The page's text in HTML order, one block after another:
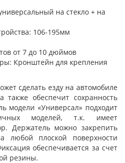
на стекло + на
106-195мм
от 7 до 10 дюймов
Кронштейн для крепления
сделать езду на автомобиле
обеспечит сохранность
модели «Универсал» подходит
моделей, т.к. имеет
Держатель можно закрепить
любой плоской поверхности
обеспечивается за счет
резины.